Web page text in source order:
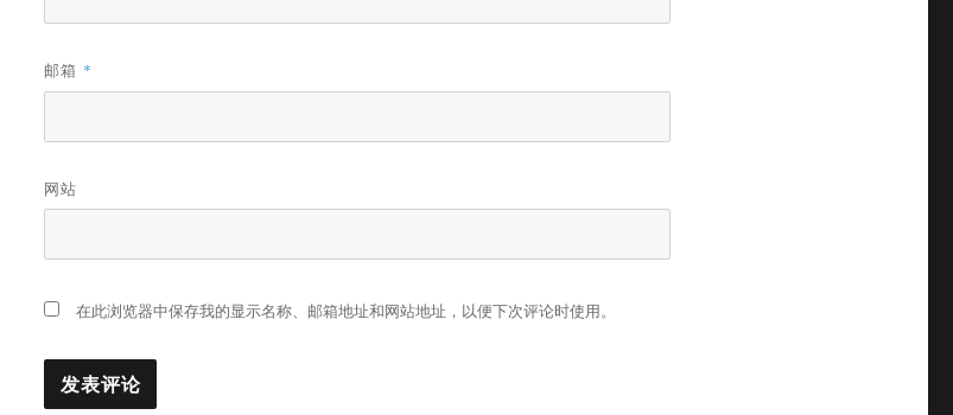
邮箱 *
网站
在此浏览器中保存我的显示名称、邮箱地址和网站地址，以便下次评论时使用。